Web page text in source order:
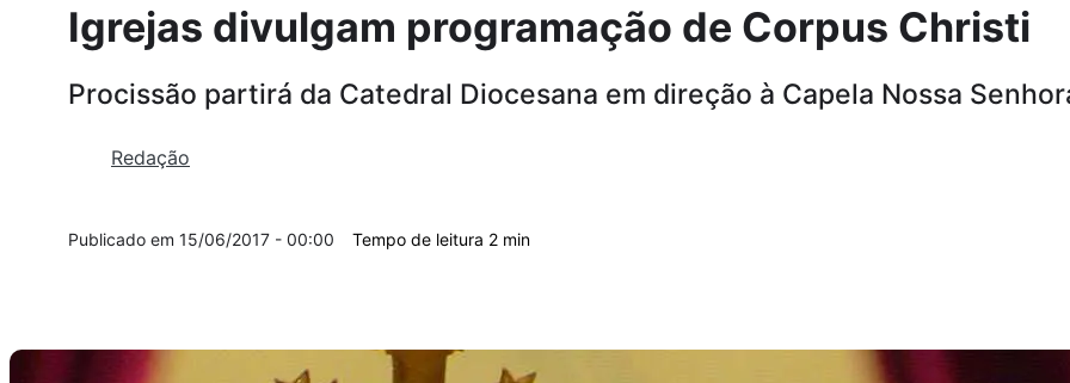
Igrejas divulgam programação de Corpus Christi
Procissão partirá da Catedral Diocesana em direção à Capela Nossa
Redação
15/06/2017 - 00:00